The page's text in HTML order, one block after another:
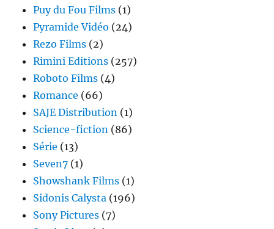
Puy du Fou Films (1)
Pyramide Vidéo (24)
Rezo Films (2)
Rimini Editions (257)
Roboto Films (4)
Romance (66)
SAJE Distribution (1)
Science-fiction (86)
Série (13)
Seven7 (1)
Showshank Films (1)
Sidonis Calysta (196)
Sony Pictures (7)